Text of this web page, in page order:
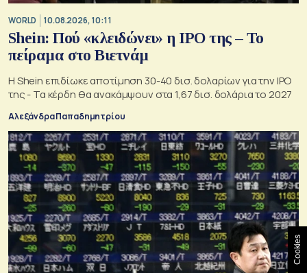
WORLD 10.08.2026, 10:11
Shein: Πού «κλειδώνει» η IPO της – Το
πείραμα στο Βιετνάμ
Η Shein επιδίωκε αποτίμηση 30-40 δισ. δολαρίων για την IPO
της - Τα κέρδη θα ανακάμψουν στα 1,67 δισ. δολάρια το 2027
Αλεξάνδρα Παπαδημητρίου
Cookies